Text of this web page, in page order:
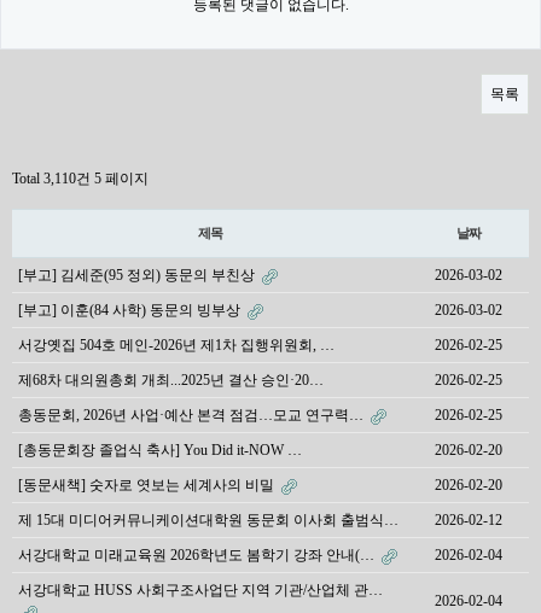
등록된 댓글이 없습니다.
목록
Total 3,110건 5 페이지
제목 날짜
[부고] 김세준(95 정외) 동문의 부친상 2026-03-02
[부고] 이훈(84 사학) 동문의 빙부상 2026-03-02
서강옛집 504호 메인-2026년 제1차 집행위원회, … 2026-02-25
제68차 대의원총회 개최...2025년 결산 승인·20… 2026-02-25
총동문회, 2026년 사업·예산 본격 점검…모교 연구력… 2026-02-25
[총동문회장 졸업식 축사] You Did it-NOW … 2026-02-20
[동문새책] 숫자로 엿보는 세계사의 비밀 2026-02-20
제 15대 미디어커뮤니케이션대학원 동문회 이사회 출범식… 2026-02-12
서강대학교 미래교육원 2026학년도 봄학기 강좌 안내(… 2026-02-04
서강대학교 HUSS 사회구조사업단 지역 기관/산업체 관…
2026-02-04